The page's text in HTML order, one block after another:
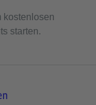
kostenlosen
starten.